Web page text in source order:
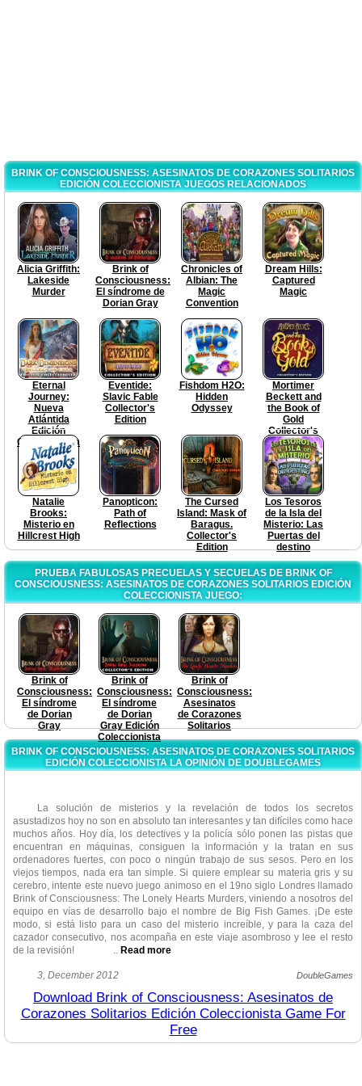
BRINK OF CONSCIOUSNESS: ASESINATOS DE CORAZONES SOLITARIOS
EDICIÓN COLECCIONISTA JUEGOS RELACIONADOS
Alicia Griffith:
Lakeside
Murder
Brink of
Consciousness:
El síndrome de
Dorian Gray
Chronicles of
Albian: The
Magic
Convention
Dream Hills:
Captured
Magic
Eternal
Journey:
Nueva
Atlántida
Edición
Coleccionista
Eventide:
Slavic Fable
Collector's
Edition
Fishdom H2O:
Hidden
Odyssey
Mortimer
Beckett and
the Book of
Gold
Collector's
Edition
Natalie
Brooks:
Misterio en
Hillcrest High
Panopticon:
Path of
Reflections
The Cursed
Island: Mask of
Baragus.
Collector's
Edition
Los Tesoros
de la Isla del
Misterio: Las
Puertas del
destino
PRUEBA FABULOSAS PRECUELAS Y SECUELAS DE BRINK OF
CONSCIOUSNESS: ASESINATOS DE CORAZONES SOLITARIOS EDICIÓN
COLECCIONISTA JUEGO:
Brink of
Consciousness:
El síndrome
de Dorian
Gray
Brink of
Consciousness:
El síndrome
de Dorian
Gray Edición
Coleccionista
Brink of
Consciousness:
Asesinatos
de Corazones
Solitarios
BRINK OF CONSCIOUSNESS: ASESINATOS DE CORAZONES SOLITARIOS
EDICIÓN COLECCIONISTA LA OPINIÓN DE DOUBLEGAMES
La solución de misterios y la revelación de todos los secretos
asustadizos hoy no son en absoluto tan interesantes y tan difíciles como hace
muchos años. Hoy día, los detectives y la policía sólo ponen las pistas que
encuentran en máquinas, consiguen la información y la tratan en sus
ordenadores fuertes, con poco o ningún trabajo de sus sesos. Pero en los
viejos tiempos, nada era tan simple. Si quiere emplear su materia gris y su
cerebro, intente este nuevo juego animoso en el 19no siglo Londres llamado
Brink of Consciousness: The Lonely Hearts Murders, viniendo a nosotros del
equipo en vías de desarrollo bajo el nombre de Big Fish Games. ¡De este
modo, si está listo para un caso del misterio increíble, y para la caza del
cazador consecutivo, nos acompaña en este viaje asombroso y lee el resto
de la revisión!
Read more
Brink of Consciousness: The Lonely Hearts Murders es la segunda
elementos de juegos de Aventura y Rompecabezas integrados en ello. ¡El
gameplay de este juego es simplemente asombroso! Hay una mezcla de
escenas típicas de objetos escondidos donde busca los artículos de la lista,
algunos de los cuales se tienen que combinar de dos objetos diferentes, o
3, December 2012 DoubleGames
Download Brink of Consciousness: Asesinatos de
Corazones Solitarios Edición Coleccionista Game For
Free